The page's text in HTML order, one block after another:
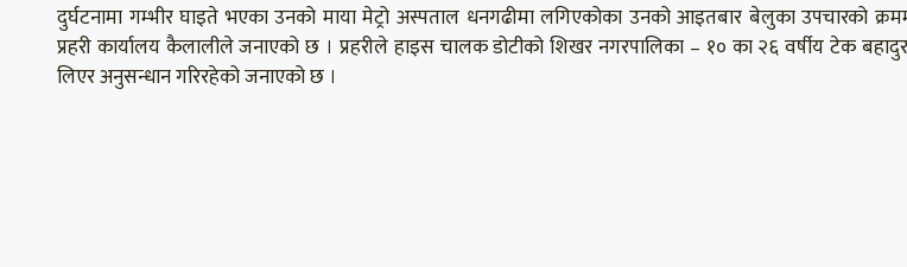
दुर्घटनामा गम्भीर घाइते भएका उनको माया मेट्रो अस्पताल धनगढीमा लगिएकोका उनको आइतबार बेलुका उपचारको
प्रहरी कार्यालय कैलालीले जनाएको छ । प्रहरीले हाइस चालक डोटीको शिखर नगरपालिका – १० का २६ वर्षीय टेक बहादुर
लिएर अनुसन्धान गरिरहेको जनाएको छ ।